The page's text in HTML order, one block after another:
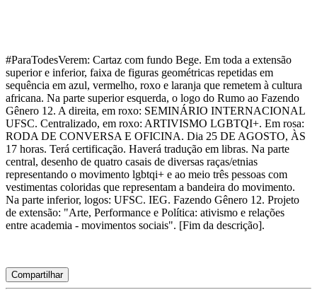
#ParaTodesVerem: Cartaz com fundo Bege. Em toda a extensão
superior e inferior, faixa de figuras geométricas repetidas em
sequência em azul, vermelho, roxo e laranja que remetem à cultura
africana. Na parte superior esquerda, o logo do Rumo ao Fazendo
Gênero 12. A direita, em roxo: SEMINÁRIO INTERNACIONAL
UFSC. Centralizado, em roxo: ARTIVISMO LGBTQI+. Em rosa:
RODA DE CONVERSA E OFICINA. Dia 25 DE AGOSTO, ÀS
17 horas. Terá certificação. Haverá tradução em libras. Na parte
central, desenho de quatro casais de diversas raças/etnias
representando o movimento lgbtqi+ e ao meio três pessoas com
vestimentas coloridas que representam a bandeira do movimento.
Na parte inferior, logos: UFSC. IEG. Fazendo Gênero 12. Projeto
de extensão: "Arte, Performance e Política: ativismo e relações
entre academia - movimentos sociais". [Fim da descrição].
Compartilhar